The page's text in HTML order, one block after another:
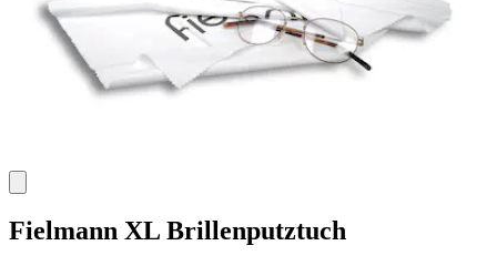
Fielmann XL Brillenputztuch